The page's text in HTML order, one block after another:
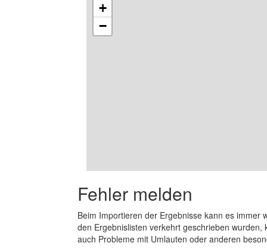
+
−
Fehler melden
Beim Importieren der Ergebnisse kann es
den Ergebnislisten verkehrt geschrieben
auch Probleme mit Umlauten oder anderen